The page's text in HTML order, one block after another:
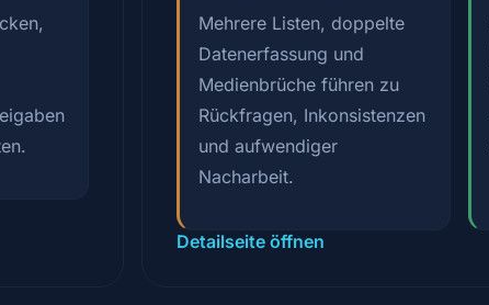
Mehrere Listen, doppelte
Datenerfassung und
Medienbrüche führen zu
Rückfragen, Inkonsistenzen
und aufwendiger
Nacharbeit.
Detailseite öffnen